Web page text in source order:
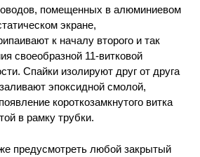
помещенных в алюминиевом
экране,
к началу второго и так
своеобразной 11-витковой
Спайки изолируют друг от друга
эпоксидной смолой,
короткозамкнутого витка
в рамку трубки.
предусмотреть любой закрытый